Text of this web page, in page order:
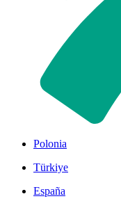
Polonia
Türkiye
España